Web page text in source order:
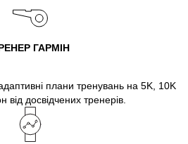
ГАРМІН
плани тренувань на 5K, 10K
від досвідчених тренерів.